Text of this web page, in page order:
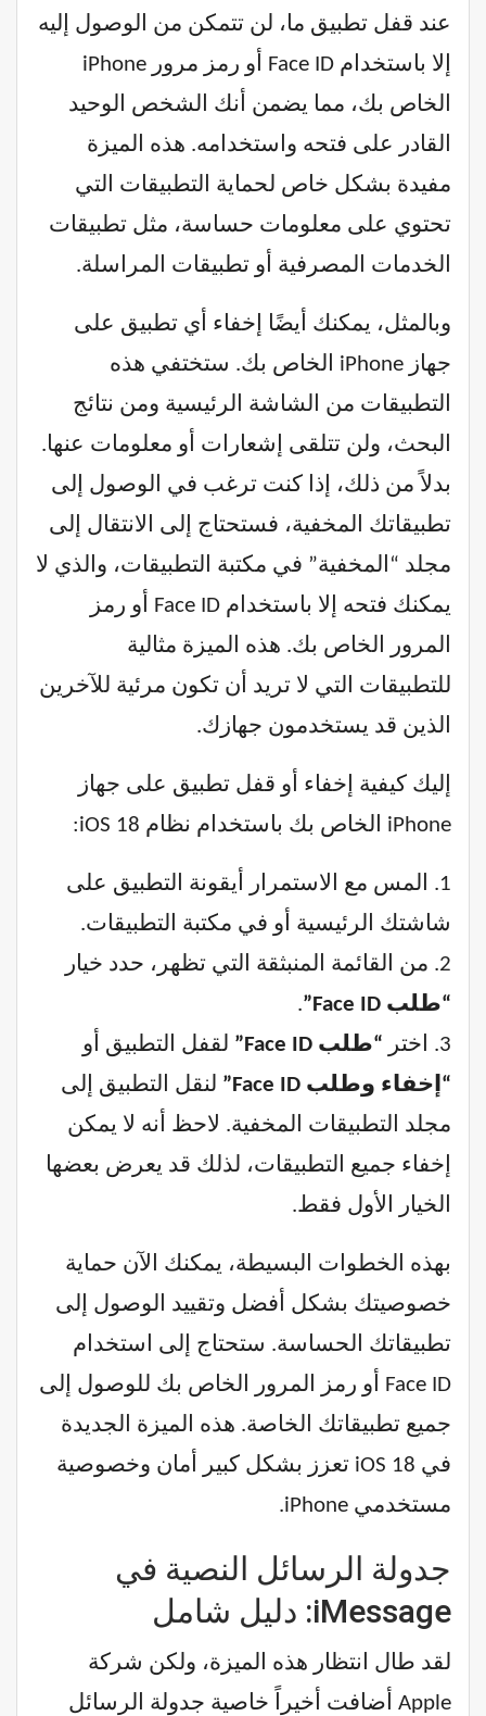
عند قفل تطبيق ما، لن تتمكن من الوصول إليه
إلا باستخدام Face ID أو رمز مرور iPhone
الخاص بك، مما يضمن أنك الشخص الوحيد
القادر على فتحه واستخدامه. هذه الميزة
مفيدة بشكل خاص لحماية التطبيقات التي
تحتوي على معلومات حساسة، مثل تطبيقات
الخدمات المصرفية أو تطبيقات المراسلة.
وبالمثل، يمكنك أيضًا إخفاء أي تطبيق على
جهاز iPhone الخاص بك. ستختفي هذه
التطبيقات من الشاشة الرئيسية ومن نتائج
البحث، ولن تتلقى إشعارات أو معلومات عنها.
بدلاً من ذلك، إذا كنت ترغب في الوصول إلى
تطبيقاتك المخفية، فستحتاج إلى الانتقال إلى
مجلد “المخفية” في مكتبة التطبيقات، والذي لا
يمكنك فتحه إلا باستخدام Face ID أو رمز
المرور الخاص بك. هذه الميزة مثالية
للتطبيقات التي لا تريد أن تكون مرئية للآخرين
الذين قد يستخدمون جهازك.
إليك كيفية إخفاء أو قفل تطبيق على جهاز
iPhone الخاص بك باستخدام نظام iOS 18:
1. المس مع الاستمرار أيقونة التطبيق على
شاشتك الرئيسية أو في مكتبة التطبيقات.
2. من القائمة المنبثقة التي تظهر، حدد خيار
“طلب Face ID”
.
3. اختر
“طلب Face ID”
لقفل التطبيق أو
“إخفاء وطلب Face ID”
لنقل التطبيق إلى
مجلد التطبيقات المخفية. لاحظ أنه لا يمكن
إخفاء جميع التطبيقات، لذلك قد يعرض بعضها
الخيار الأول فقط.
بهذه الخطوات البسيطة، يمكنك الآن حماية
خصوصيتك بشكل أفضل وتقييد الوصول إلى
تطبيقاتك الحساسة. ستحتاج إلى استخدام
Face ID أو رمز المرور الخاص بك للوصول إلى
جميع تطبيقاتك الخاصة. هذه الميزة الجديدة
في iOS 18 تعزز بشكل كبير أمان وخصوصية
مستخدمي iPhone.
جدولة الرسائل النصية في
iMessage: دليل شامل
لقد طال انتظار هذه الميزة، ولكن شركة
Apple أضافت أخيراً خاصية جدولة الرسائل